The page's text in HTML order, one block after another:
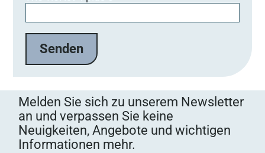
Melden Sie sich zu unserem Newsletter
an und verpassen Sie keine
Neuigkeiten, Angebote und wichtigen
Informationen mehr.